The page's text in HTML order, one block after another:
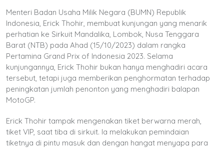
Menteri Badan Usaha Milik Negara (BUMN) Republik
Indonesia, Erick Thohir, membuat kunjungan yang menarik
perhatian ke Sirkuit Mandalika, Lombok, Nusa Tenggara
Barat (NTB) pada Ahad (15/10/2023) dalam rangka
Pertamina Grand Prix of Indonesia 2023. Selama
kunjungannya, Erick Thohir bukan hanya menghadiri acara
tersebut, tetapi juga memberikan penghormatan terhadap
peningkatan jumlah penonton yang menghadiri balapan
MotoGP.
Erick Thohir tampak mengenakan tiket berwarna merah,
tiket VIP, saat tiba di sirkuit. Ia melakukan pemindaian
tiketnya di pintu masuk dan dengan hangat menyapa para